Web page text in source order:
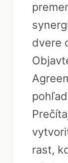
dvere
rast,